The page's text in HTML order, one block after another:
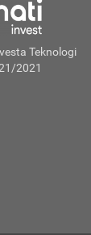
Teknologi
2021